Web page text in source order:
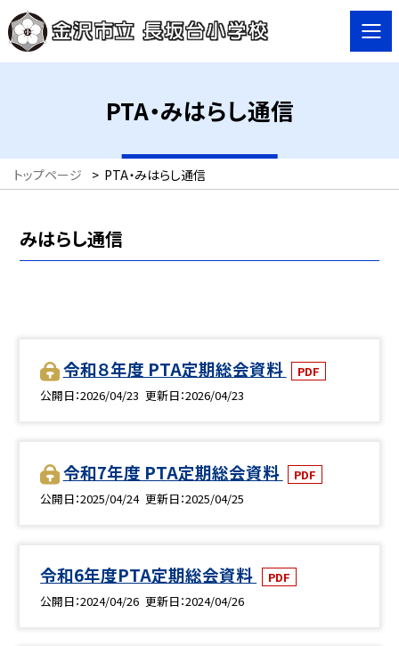
PTA・みはらし通信
トップページ > PTA・みはらし通信
みはらし通信
令和８年度 PTA定期総会資料
PDF
公開日 2026/04/23 更新日 2026/04/23
令和7年度 PTA定期総会資料
PDF
公開日 2025/04/24 更新日 2025/04/25
令和6年度PTA定期総会資料
PDF
公開日 2024/04/26 更新日 2024/04/26